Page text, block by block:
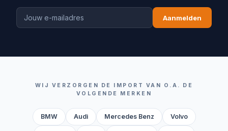
Aanmelden
WIJ VERZORGEN DE IMPORT VAN O.A. DE
VOLGENDE MERKEN
BMW Audi Mercedes Benz Volvo